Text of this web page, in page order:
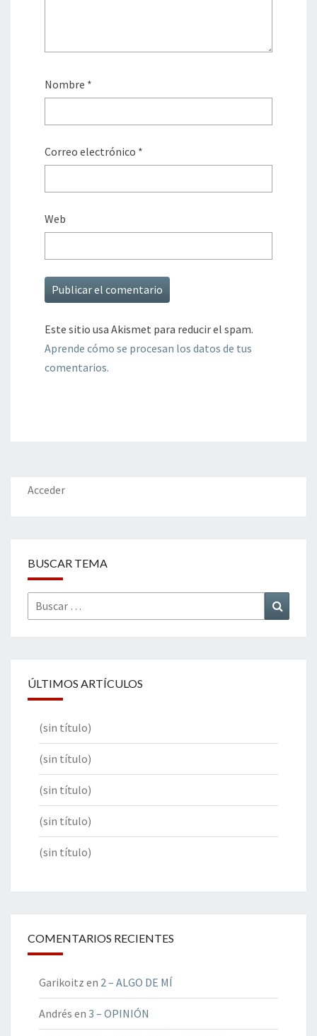
Nombre *
Correo electrónico *
Web
Este sitio usa Akismet para reducir el spam.
Aprende cómo se procesan los datos de tus
comentarios.
Acceder
BUSCAR TEMA
Buscar
por:
ÚLTIMOS ARTÍCULOS
(sin título)
(sin título)
(sin título)
(sin título)
(sin título)
COMENTARIOS RECIENTES
Garikoitz en 2 – ALGO DE MÍ
Andrés en 3 – OPINIÓN